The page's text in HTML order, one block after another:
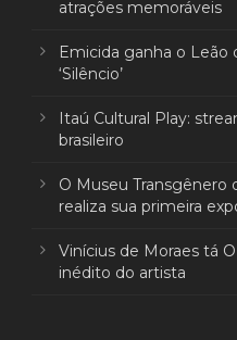
atrações memoráveis
Emicida ganha o Leão
‘Silêncio’
Itaú Cultural Play:
brasileiro
O Museu Transgênero
realiza sua primeira
Vinícius de Moraes tá
inédito do artista